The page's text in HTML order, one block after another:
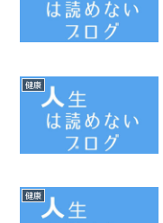
健康
健康